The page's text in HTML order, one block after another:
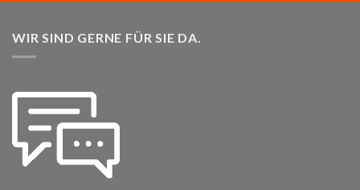
WIR SIND GERNE FÜR SIE DA.